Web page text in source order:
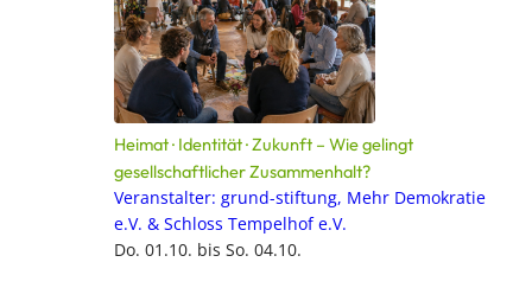
Heimat · Identität · Zukunft – Wie gelingt
gesellschaftlicher Zusammenhalt?
Veranstalter: grund-stiftung, Mehr Demokratie
e.V. & Schloss Tempelhof e.V.
Do. 01.10. bis So. 04.10.